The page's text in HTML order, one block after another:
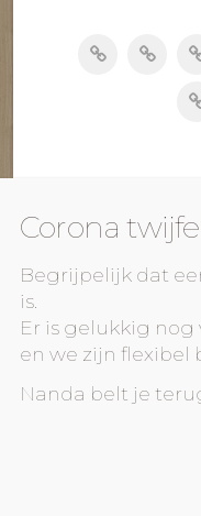
Corona
Begrijpelijk dat
is.
Er is gelukkig
en we zijn flexibel
Nanda belt je